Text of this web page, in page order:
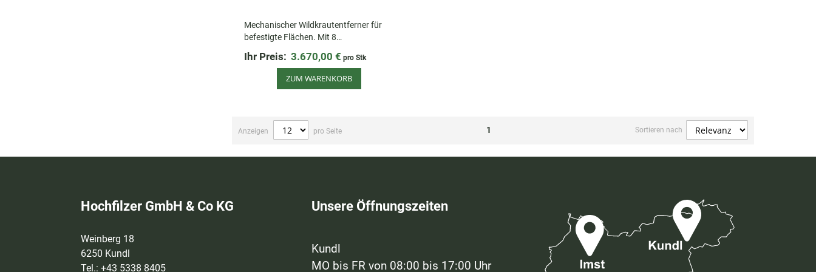
Mechanischer Wildkrautentferner für
befestigte Flächen. Mit 8
Schutz, reduzierte Drehzahl für sicheren
Ihr Preis: 3.670,00 € pro Stk
ZUM WARENKORB
Anzeigen pro Seite Sortieren nach
1
Hochfilzer GmbH & Co KG
Weinberg 18
6250 Kundl
Tel.: +43 5338 8405
Unsere Öffnungszeiten
Kundl
MO bis FR von 08:00 bis 17:00 Uhr